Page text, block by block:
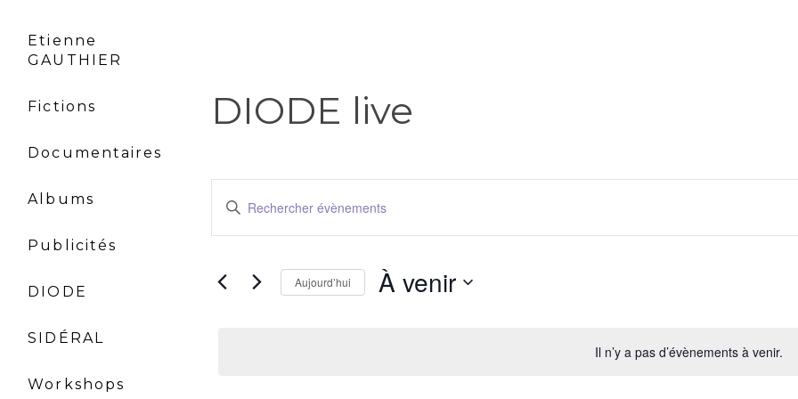
Etienne
GAUTHIER
Fictions
Documentaires
Albums
Publicités
DIODE
SIDÉRAL
Workshops
DIODE live
Il n’y a pas d’évènements à venir.
Recherche
et
navigation
de
vues
Saisir
Rechercher
Évènements
Aujourd’hui À venir